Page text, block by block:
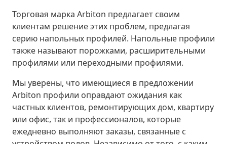
Торговая марка Arbiton предлагает своим
клиентам решение этих проблем, предлагая
серию напольных профилей. Напольные профили
также называют порожками, расширительными
профилями или переходными профилями.
Мы уверены, что имеющиеся в предложении
Arbiton профили оправдают ожидания как
частных клиентов, ремонтирующих дом, квартиру
или офис, так и профессионалов, которые
ежедневно выполняют заказы, связанные с